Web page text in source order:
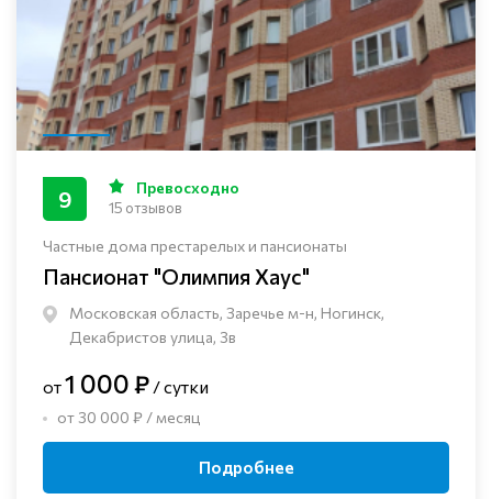
Частные дома престарелых и пансионаты
Пансионат "Олимпия Хаус"
Московская область, Заречье м-н, Ногинск, ​
Декабристов улица, 3в
9 Превосходно
15 отзывов
от1 000 ₽ / сутки
от 30 000 ₽ / месяц
Подробнее